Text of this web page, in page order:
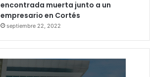
encontrada muerta junto a un
empresario en Cortés
septiembre 22, 2022